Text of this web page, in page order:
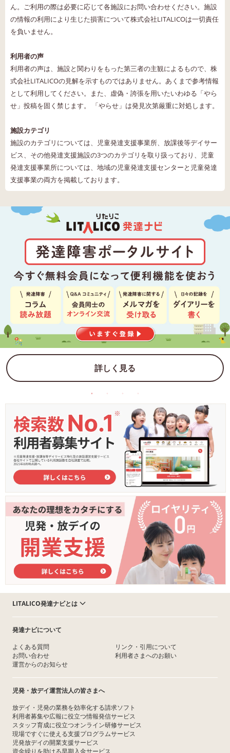
ん。ご利用の際は必要に応じて各施設にお問い合わせください。施設
の情報の利用により生じた損害について株式会社LITALICOは一切責任
を負いません。
利用者の声
利用者の声は、施設と関わりをもった第三者の主観によるもので、株
式会社LITALICOの見解を示すものではありません。あくまで参考情報
として利用してください。また、虚偽・誇張を用いたいわゆる「やら
せ」投稿を固く禁じます。 「やらせ」は発見次第厳重に対処します。
施設カテゴリ
施設のカテゴリについては、児童発達支援事業所、放課後等デイサー
ビス、その他発達支援施設の3つのカテゴリを取り扱っており、児童
発達支援事業所については、地域の児童発達支援センターと児童発達
支援事業の両方を掲載しております。
詳しく見る
LITALICO発達ナビとは
発達ナビについて
よくある質問
お問い合わせ
運営からのお知らせ
リンク・引用について
利用者さまへのお願い
児発・放デイ運営法人の皆さまへ
放デイ・児発の業務を効率化する請求ソフト
利用者募集や広報に役立つ情報発信サービス
スタッフ育成に役立つオンライン研修サービス
現場ですぐに使える支援プログラムサービス
児発放デイの開業支援サービス